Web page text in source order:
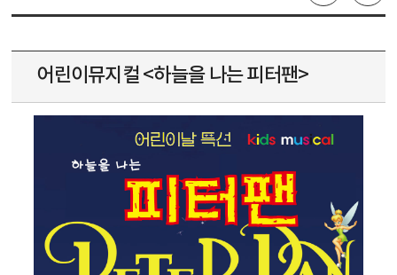
어린이뮤지컬 <하늘을 나는 피터팬>